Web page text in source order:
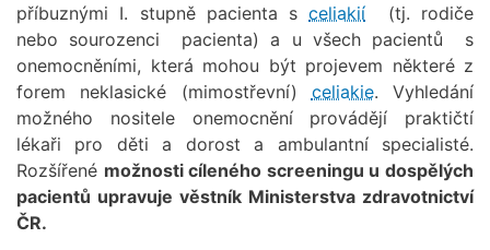
příbuznými I. stupně pacienta sceliakií (tj. rodiče
nebo sourozenci pacienta) a u všech pacientů s
onemocněními, která mohou být projevem některé z
forem neklasické (mimostřevní) celiakie. Vyhledání
možného nositele onemocnění provádějí praktičtí
lékaři pro děti a dorost a ambulantní specialisté.
Rozšířené možnosti cíleného screeningu u dospělých
pacientů upravuje věstník Ministerstva zdravotnictví
ČR.